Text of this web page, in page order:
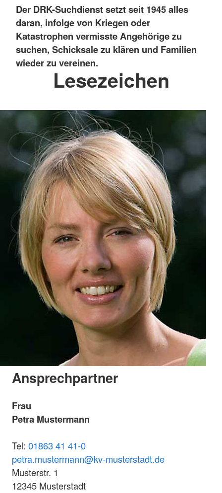
Der DRK-Suchdienst setzt seit 1945 alles
daran, infolge von Kriegen oder
Katastrophen vermisste Angehörige zu
suchen, Schicksale zu klären und Familien
wieder zu vereinen.
Lesezeichen
Ansprechpartner
Frau
Petra Mustermann
Tel: 01863 41 41-0
petra.mustermann@kv-musterstadt.de
Musterstr. 1
12345 Musterstadt